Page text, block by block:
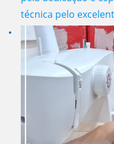
técnica pelo